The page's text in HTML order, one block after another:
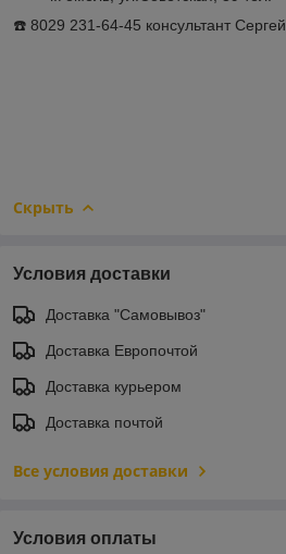
☎️ 8029 231-64-45 консультант Сергей
Скрыть
Условия доставки
Доставка "Самовывоз"
Доставка Европочтой
Доставка курьером
Доставка почтой
Все условия доставки
Условия оплаты